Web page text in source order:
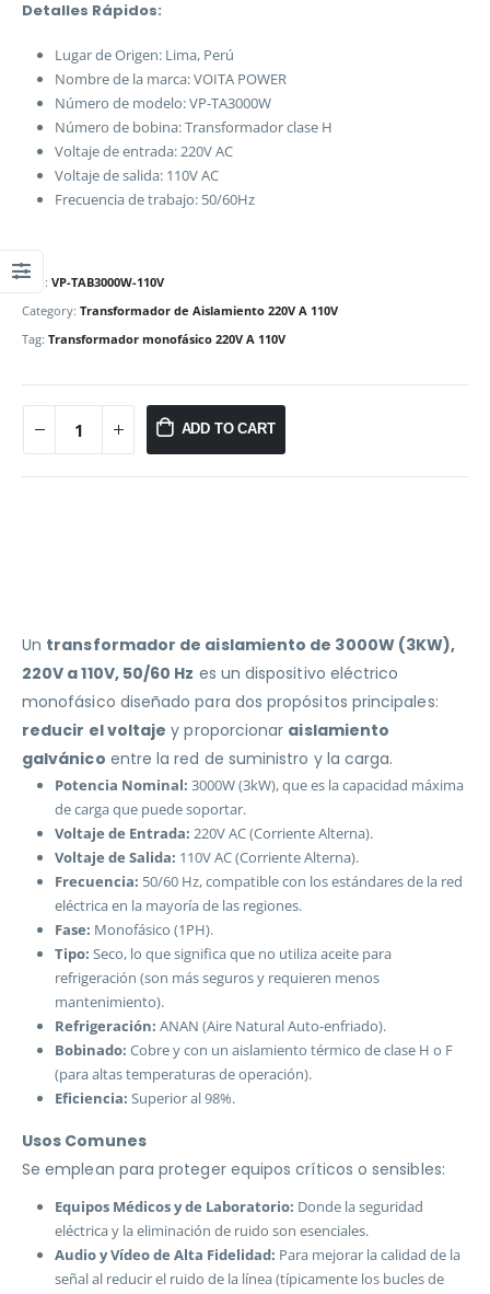
Detalles Rápidos:
Lugar de Origen: Lima, Perú
Nombre de la marca: VOITA POWER
Número de modelo: VP-TA3000W
Número de bobina: Transformador clase H
Voltaje de entrada: 220V AC
Voltaje de salida: 110V AC
Frecuencia de trabajo: 50/60Hz
SKU: VP-TAB3000W-110V
Category: Transformador de Aislamiento 220V A 110V
Tag: Transformador monofásico 220V A 110V
ADD TO CART
Un transformador de aislamiento de 3000W (3KW),
220V a 110V, 50/60 Hz es un dispositivo eléctrico
monofásico diseñado para dos propósitos principales:
reducir el voltaje y proporcionar aislamiento
galvánico entre la red de suministro y la carga.
Potencia Nominal: 3000W (3kW), que es la capacidad máxima
de carga que puede soportar.
Voltaje de Entrada: 220V AC (Corriente Alterna).
Voltaje de Salida: 110V AC (Corriente Alterna).
Frecuencia: 50/60 Hz, compatible con los estándares de la red
eléctrica en la mayoría de las regiones.
Fase: Monofásico (1PH).
Tipo: Seco, lo que significa que no utiliza aceite para
refrigeración (son más seguros y requieren menos
mantenimiento).
Refrigeración: ANAN (Aire Natural Auto-enfriado).
Bobinado: Cobre y con un aislamiento térmico de clase H o F
(para altas temperaturas de operación).
Eficiencia: Superior al 98%.
Usos Comunes
Se emplean para proteger equipos críticos o sensibles:
Equipos Médicos y de Laboratorio: Donde la seguridad
eléctrica y la eliminación de ruido son esenciales.
Audio y Vídeo de Alta Fidelidad: Para mejorar la calidad de la
señal al reducir el ruido de la línea (típicamente los bucles de